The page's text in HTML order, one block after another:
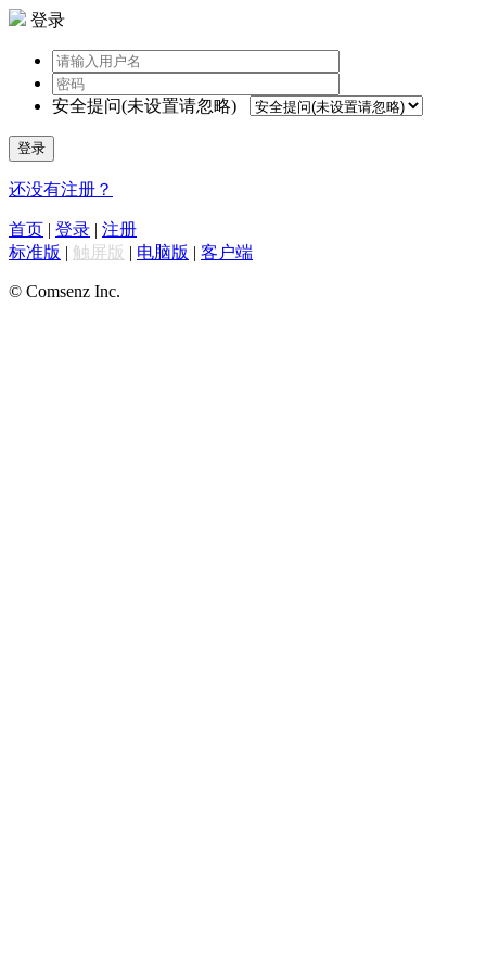
登录
安全提问(未设置请忽略)
登录
还没有注册？
首页 | 登录 | 注册
标准版 | 触屏版 | 电脑版 | 客户端
© Comsenz Inc.